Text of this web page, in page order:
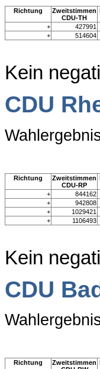
Richtung
Zweitstimmen
CDU-TH
+ 427991
+
514604
Kein
CDU
Richtung
Zweitstimmen
CDU-RP
+ 844162
+
942808
+
1029421
+
1106493
Kein
CDU
Richtung
Zweitstimmen